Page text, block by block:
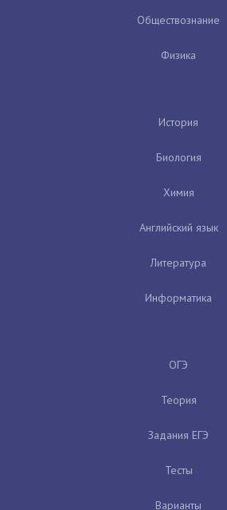
Обществознание
Физика
История
Биология
Химия
Английский язык
Литература
Информатика
ОГЭ
Теория
Задания ЕГЭ
Тесты
Варианты